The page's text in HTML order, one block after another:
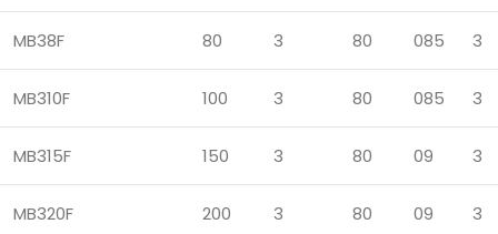
MB38F 80 3 80 085 3
MB310F 100 3 80 085 3
MB315F 150 3 80 09 3
MB320F 200 3 80 09 3